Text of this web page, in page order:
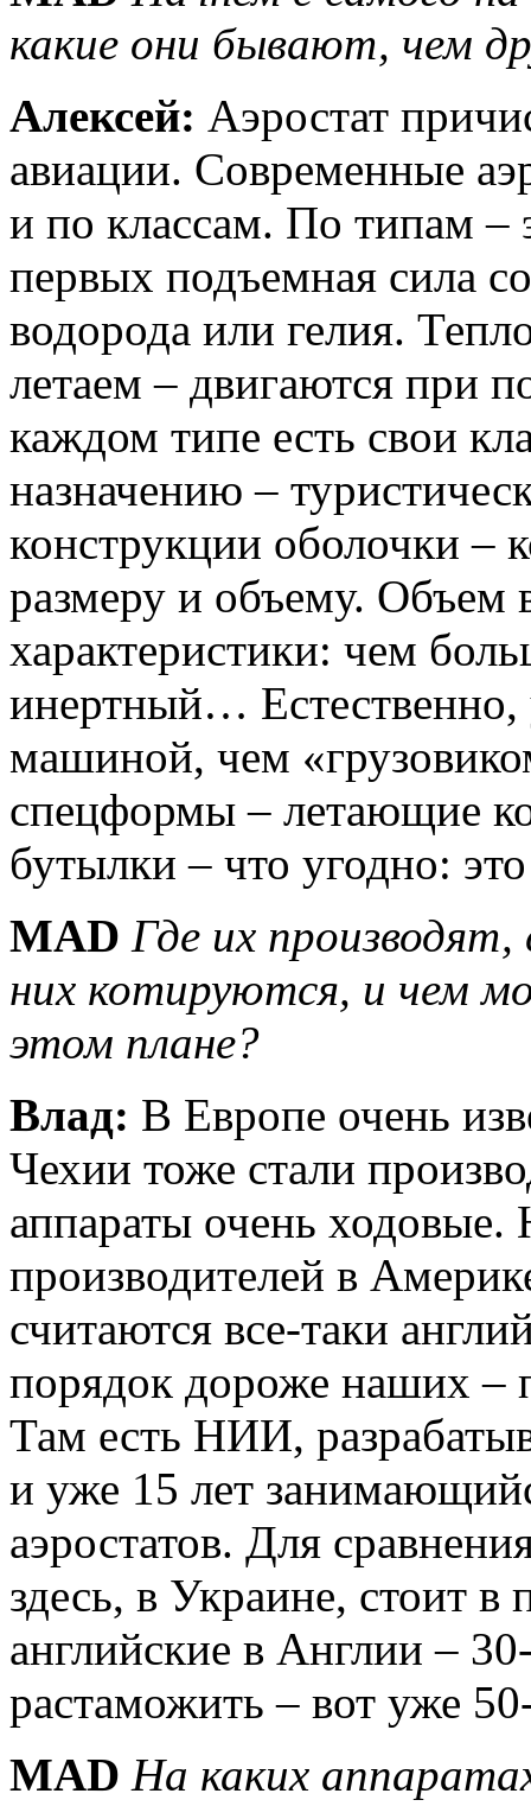
какие они бывают, чем
Алексей: Аэростат
авиации. Современные
и по классам. По типам –
первых подъемная сила
водорода или гелия.
летаем – двигаются при
каждом типе есть свои
назначению –
конструкции оболочки –
размеру и объему. Объем
характеристики: чем
инертный… Естественно,
машиной, чем
спецформы – летающие
бутылки – что угодно:
MAD Где их производят,
них котируются, и чем
этом плане?
Влад: В Европе очень
Чехии тоже стали
аппараты очень ходовые.
производителей в
считаются все-таки
порядок дороже наших –
Там есть НИИ,
и уже 15 лет
аэростатов. Для
здесь, в Украине, стоит в
английские в Англии –
растаможить – вот уже
MAD На каких